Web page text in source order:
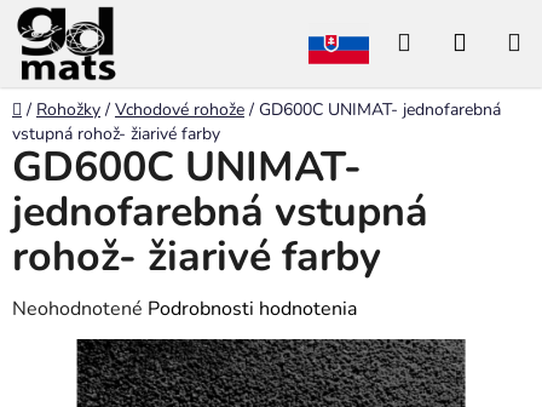
Prejsť
na
obsah
Hľadať
Domov
/ Rohožky / Vchodové rohože / GD600C UNIMAT- jednofarebná
vstupná rohož- žiarivé farby
GD600C UNIMAT-
jednofarebná vstupná
rohož- žiarivé farby
Priemerné
hodnotenie
produktu
Neohodnotené Podrobnosti hodnotenia